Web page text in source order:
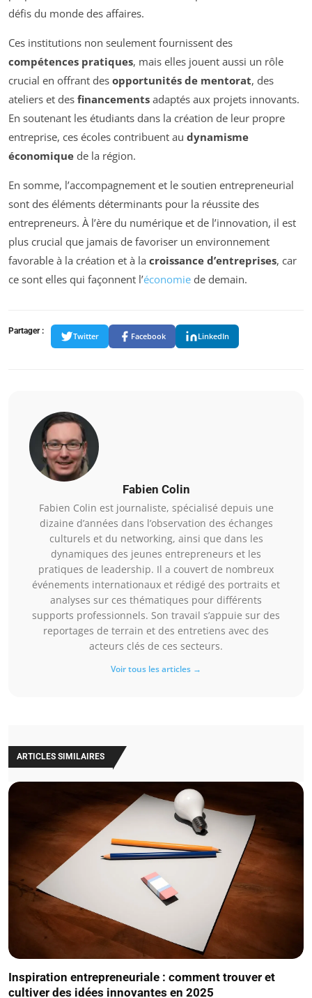
défis du monde des affaires.
Ces institutions non seulement fournissent des
compétences pratiques, mais elles jouent aussi un rôle
crucial en offrant des opportunités de mentorat, des
ateliers et des financements adaptés aux projets innovants.
En soutenant les étudiants dans la création de leur propre
entreprise, ces écoles contribuent au dynamisme
économique de la région.
En somme, l’accompagnement et le soutien entrepreneurial
sont des éléments déterminants pour la réussite des
entrepreneurs. À l’ère du numérique et de l’innovation, il est
plus crucial que jamais de favoriser un environnement
favorable à la création et à la croissance d’entreprises, car
ce sont elles qui façonnent l’économie de demain.
Partager :
Twitter Facebook LinkedIn
Fabien Colin
Fabien Colin est journaliste, spécialisé depuis une
dizaine d’années dans l’observation des échanges
culturels et du networking, ainsi que dans les
dynamiques des jeunes entrepreneurs et les
pratiques de leadership. Il a couvert de nombreux
événements internationaux et rédigé des portraits et
analyses sur ces thématiques pour différents
supports professionnels. Son travail s’appuie sur des
reportages de terrain et des entretiens avec des
acteurs clés de ces secteurs.
Voir tous les articles →
ARTICLES SIMILAIRES
Inspiration entrepreneuriale : comment trouver et
cultiver des idées innovantes en 2025